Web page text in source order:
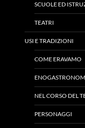
SCUOLE ED
TEATRI
USI E TRADIZIONI
COME ERAVAMO
NEL CORSO DEL
PERSONAGGI